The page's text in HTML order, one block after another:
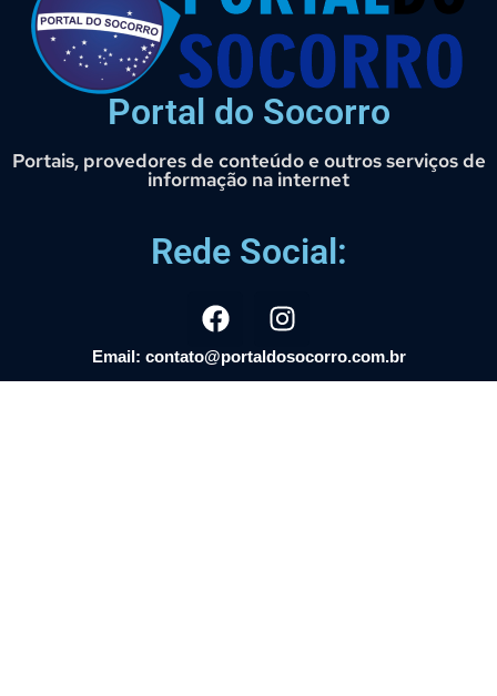
Portal do Socorro
Portais, provedores de conteúdo e outros serviços de
informação na internet
Rede Social:
Email: contato@portaldosocorro.com.br